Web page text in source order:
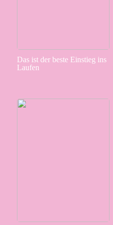
Das ist der beste Einstieg ins
Laufen